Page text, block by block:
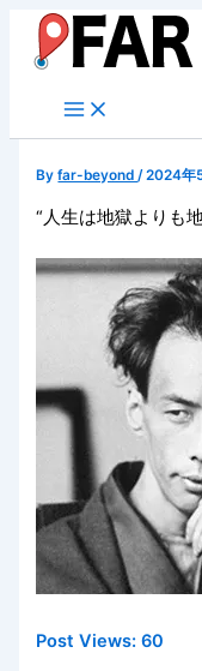
キ
Byfar-beyond/2024年
“人生は地獄よりも
Post Views: 60